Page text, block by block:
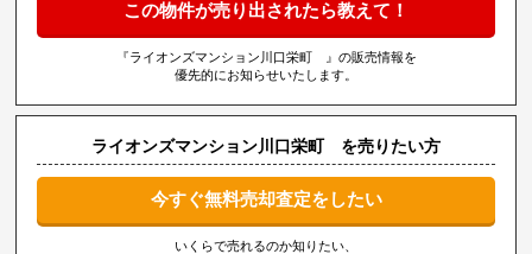
この物件が売り出されたら教えて！
『ライオンズマンション川口栄町 』の販売情報を
優先的にお知らせいたします。
ライオンズマンション川口栄町 を売りたい方
今すぐ無料売却査定をしたい
いくらで売れるのか知りたい、